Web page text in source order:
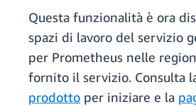
Questa funzionalità è ora
spazi di lavoro del servizio
per Prometheus nelle
fornito il servizio. Consulta
prodotto per iniziare e la